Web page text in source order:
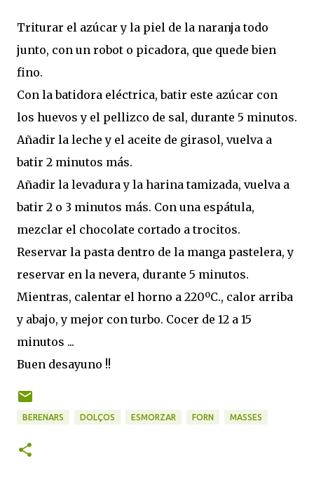
Triturar el azúcar y la piel de la naranja todo
junto, con un robot o picadora, que quede bien
fino.
Con la batidora eléctrica, batir este azúcar con
los huevos y el pellizco de sal, durante 5 minutos.
Añadir la leche y el aceite de girasol, vuelva a
batir 2 minutos más.
Añadir la levadura y la harina tamizada, vuelva a
batir 2 o 3 minutos más. Con una espátula,
mezclar el chocolate cortado a trocitos.
Reservar la pasta dentro de la manga pastelera, y
reservar en la nevera, durante 5 minutos.
Mientras, calentar el horno a 220ºC., calor arriba
y abajo, y mejor con turbo. Cocer de 12 a 15
minutos ...
Buen desayuno !!
BERENARS DOLÇOS ESMORZAR FORN MASSES